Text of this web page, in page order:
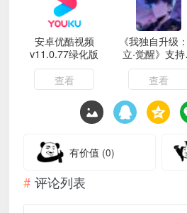
安卓优酷视频
v11.0.77绿化版
查看
《我独自升级
立·觉醒》支
络联机
查看
有价值 (0)
评论列表